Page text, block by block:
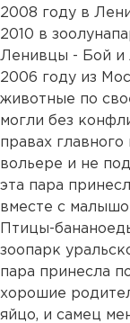
2008 году в
2010 в
Ленивцы - Бой и
2006 году из
животные по
могли без
правах
вольере и не
эта пара
вместе с
Птицы-
зоопарк
пара принесла
хорошие
яйцо, и самец